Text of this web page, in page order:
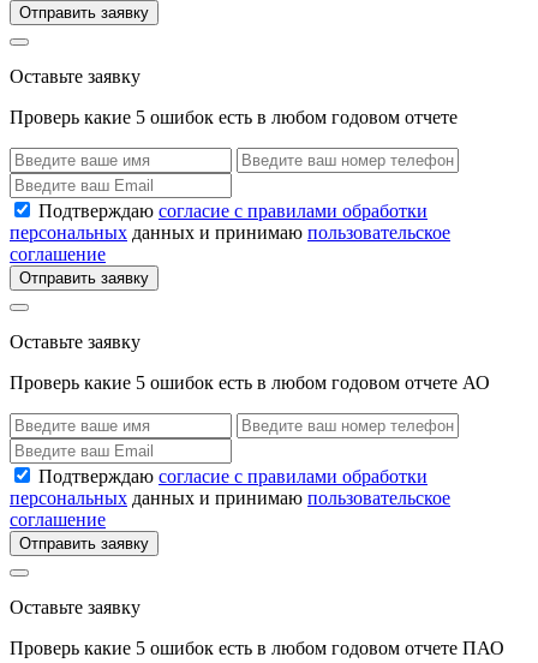
Отправить заявку
Оставьте заявку
Проверь какие 5 ошибок есть в любом годовом отчете
Подтверждаю согласие с правилами обработки
персональных данных и принимаю пользовательское
соглашение
Отправить заявку
Оставьте заявку
Проверь какие 5 ошибок есть в любом годовом отчете АО
Подтверждаю согласие с правилами обработки
персональных данных и принимаю пользовательское
соглашение
Отправить заявку
Оставьте заявку
Проверь какие 5 ошибок есть в любом годовом отчете ПАО